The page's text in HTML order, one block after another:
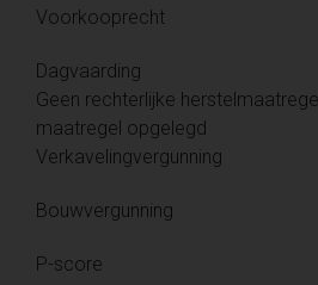
Voorkooprecht
Dagvaarding
Geen rechterlijke
maatregel opgelegd
Verkavelingvergunning
Bouwvergunning
P-score